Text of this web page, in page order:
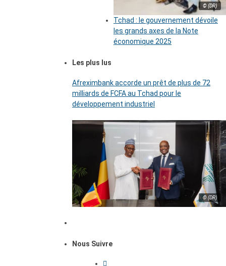
© (DR)
Tchad : le gouvernement dévoile
les grands axes de la Note
économique 2025
Les plus lus
Afreximbank accorde un prêt de plus de 72
milliards de FCFA au Tchad pour le
développement industriel
© (DR)
Nous Suivre